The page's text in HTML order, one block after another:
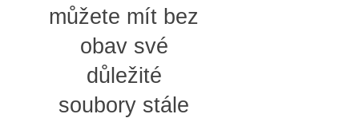
můžete mít bez
obav své
důležité
soubory stále